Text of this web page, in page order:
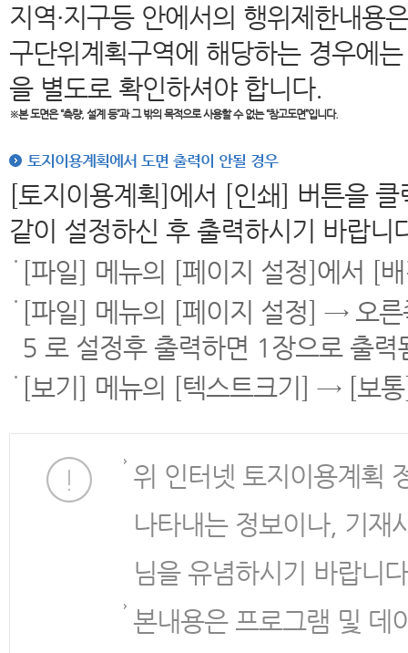
지역·지구등 안에서의 행위제한내용
구단위계획구역에 해당하는 경우에
을 별도로 확인하셔야 합니다.
※본 도면은“측량, 설계 등”과 그 밖의 목적으로 사용할 수 없는 “참고도면”입니다.
토지이용계획에서 도면 출력이 안될 경우
[토지이용계획]에서 [인쇄] 버튼을
같이 설정하신 후 출력하시기 바랍니
[파일] 메뉴의 [페이지 설정]에서 [
[파일] 메뉴의 [페이지 설정] → 오
5 로 설정후 출력하면 1장으로 출력
[보기] 메뉴의 [텍스트크기] → [보
위 인터넷 토지이용계획
나타내는 정보이나, 기재
님을 유념하시기 바랍니
본내용은 프로그램 및 데